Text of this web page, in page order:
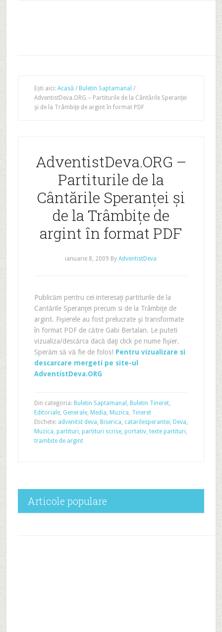
Ești aici: Acasă / Buletin Saptamanal /
AdventistDeva.ORG – Partiturile de la Cântările Speranţei
şi de la Trâmbiţe de argint în format PDF
AdventistDeva.ORG –
Partiturile de la
Cântările Speranţei şi
de la Trâmbiţe de
argint în format PDF
ianuarie 8, 2009 ByAdventistDeva
Publicăm pentru cei interesaţi partiturile de la
Cantările Speranţei precum si de la Trâmbiţe de
argint. Fişierele au fost prelucrate şi transformate
în format PDF de către Gabi Bertalan. Le puteti
vizualiza/descărca dacă daţi click pe nume fişier.
Sperăm să vă fie de folos! Pentru vizualizare si
descarcare mergeti pe site-ul
AdventistDeva.ORG
Din categoria: Buletin Saptamanal , Buletin Tineret,
Editoriale, Generale, Media, Muzica, Tineret
Etichete: advenitst deva, Biserica, catarilesperantei, Deva,
Muzica, partituri, partituri scrise, portativ, texte partituri,
trambite de argint
Articole populare